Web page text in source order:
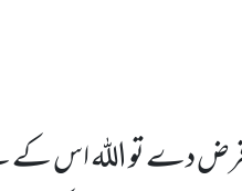
قرض دے تو اللہ اس